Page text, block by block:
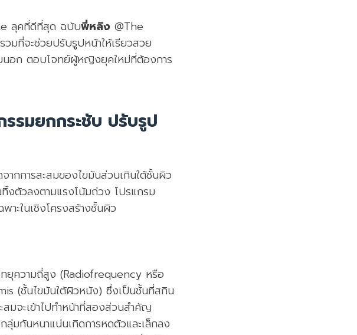
ลุคที่ดีที่สุด ฉบับพี่หลิง @The
ที่จะช่วยปรับรูปหน้าให้เรียวสวย
ยนอก ตอบโจทย์ผู้หญิงยุคใหม่ที่ต้องการ
รมยกกระชับ ปรับรูป
กการสะสมของไขมันส่วนเกินใต้ชั้นผิว
งตัวลงตามแรงโน้มถ่วง โปรแกรม
ะในเชิงโครงสร้างชั้นผิว
ยุความถี่สูง (Radiofrequency หรือ
(ชั้นไขมันใต้ผิวหนัง) ซึ่งเป็นชั้นที่สกิน
มจะเข้าไปทำหน้าที่สองส่วนสำคัญ
กลุ่มกันหนาแน่นเกิดการหดตัวและเล็กลง